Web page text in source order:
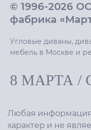
© 1996-2026
фабрика
Угловые диваны,
мебель в Москве и
8 МАРТА /
Любая информация
характер и не